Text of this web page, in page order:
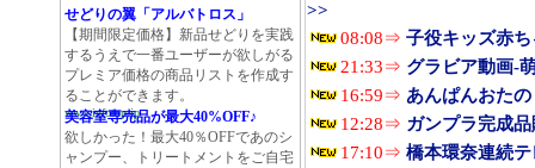
せどりの翼「アルバトロス」
【期間限定価格】新品せどりを実践
するうえで一番ユーザーが欲しがる
プレミア価格の商品リストを作成す
ることができます。
www.infotop.jp
美容室専売品が最大40%OFF♪
欲しかった！最大40％OFFであのシ
ャンプー、トリートメントをご自宅
>>
08:08⇒ 子役キッズ赤
21:33⇒ グラビア動画-
16:59⇒ あんぱんおた
12:28⇒ ガンプラ完成
17:10⇒ 橋本環奈連続